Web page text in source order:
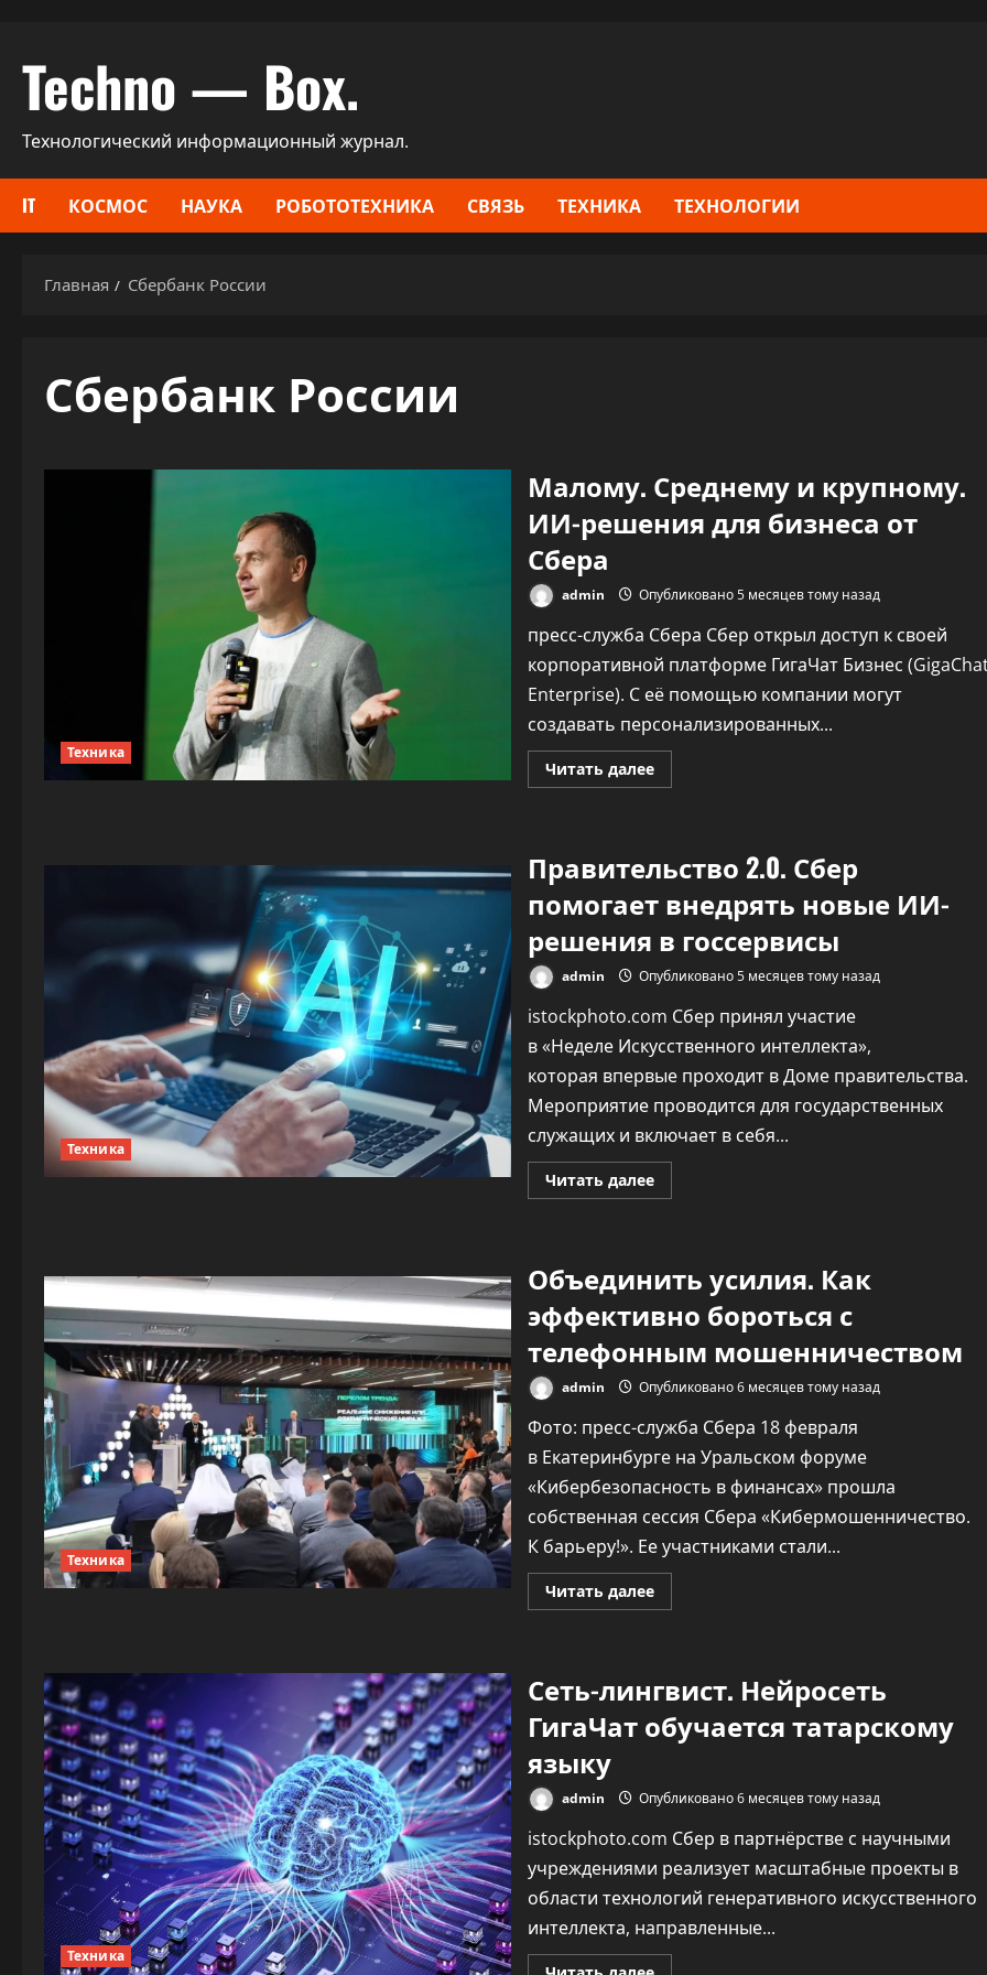
содержимому
Techno — Box.
Технологический информационный журнал.
IT КОСМОС НАУКА РОБОТОТЕХНИКА СВЯЗЬ ТЕХНИКА ТЕХНОЛОГИИ
Главная Сбербанк России
Сбербанк России
Техника
Малому. Среднему и крупному.
ИИ-решения для бизнеса от
Сбера
admin Опубликовано 5 месяцев тому назад
пресс-служба Сбера Сбер открыл доступ к своей
корпоративной платформе ГигаЧат Бизнес
Enterprise). С её помощью компании могут
создавать персонализированных...
Читать далееПрочитать
больше
крупному.
ИИ-
для
бизнеса
от
Сбера
Техника
Правительство 2.0. Сбер
помогает внедрять новые ИИ-
решения в госсервисы
admin Опубликовано 5 месяцев тому назад
istockphoto.com Сбер принял участие
в «Неделе Искусственного интеллекта»,
которая впервые проходит в Доме правительства.
Мероприятие проводится для государственных
служащих и включает в себя...
Читать далееПрочитать
больше
помогает
внедрять
ИИ-
решения
в
госсервисы
Техника
Объединить усилия. Как
эффективно бороться с
телефонным мошенничеством
admin Опубликовано 6 месяцев тому назад
Фото: пресс-служба Сбера 18 февраля
в Екатеринбурге на Уральском форуме
«Кибербезопасность в финансах» прошла
собственная сессия Сбера «Кибермошенничество.
К барьеру!». Ее участниками стали...
Читать далееПрочитать
больше
эффективно
бороться
телефонным
мошенничеством
Техника
Сеть-лингвист. Нейросеть
ГигаЧат обучается татарскому
языку
admin Опубликовано 6 месяцев тому назад
istockphoto.com Сбер в партнёрстве с научными
учреждениями реализует масштабные проекты в
области технологий генеративного искусственного
интеллекта, направленные...
Технологии
Осторожно, вас
назад